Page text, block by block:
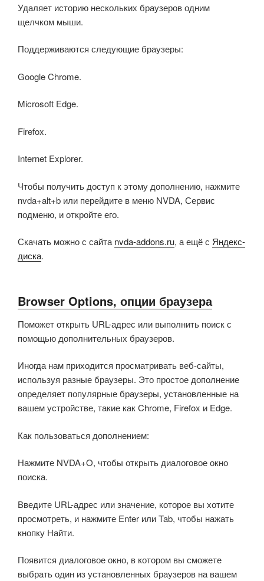
Удаляет историю нескольких браузеров одним
щелчком мыши.
Поддерживаются следующие браузеры:
Google Chrome.
Microsoft Edge.
Firefox.
Internet Explorer.
Чтобы получить доступ к этому дополнению, нажмите
nvda+alt+b или перейдите в меню NVDA, Сервис
подменю, и откройте его.
Скачать можно с сайтаnvda-addons.ru, а ещё с Яндекс-
диска.
Browser Options, опции браузера
Поможет открыть URL-адрес или выполнить поиск с
помощью дополнительных браузеров.
Иногда нам приходится просматривать веб-сайты,
используя разные браузеры. Это простое дополнение
определяет популярные браузеры, установленные на
вашем устройстве, такие как Chrome, Firefox и Edge.
Как пользоваться дополнением:
Нажмите NVDA+O, чтобы открыть диалоговое окно
поиска.
Введите URL-адрес или значение, которое вы хотите
просмотреть, и нажмите Enter или Tab, чтобы нажать
кнопку Найти.
Появится диалоговое окно, в котором вы сможете
выбрать один из установленных браузеров на вашем